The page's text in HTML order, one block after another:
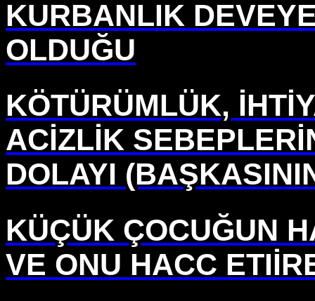
KURBANLIK
OLDUĞU
KÖTÜRÜMLÜK,
ACİZLİK
DOLAYI
KÜÇÜK ÇOCUĞUN
VE ONU HACC